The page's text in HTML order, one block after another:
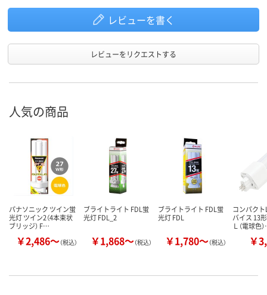
レビューを書く
レビューをリクエストする
人気の商品
パナソニック ツイン蛍
光灯 ツイン2（4本束状
ブリッジ） F…
￥2,486～（税込）
ブライトライト FDL蛍
光灯 FDL_2
￥1,868～（税込）
ブライトライト FDL蛍
光灯 FDL
￥1,780～（税込）
コンパクト
バイス 13
Ｌ（電球色
￥